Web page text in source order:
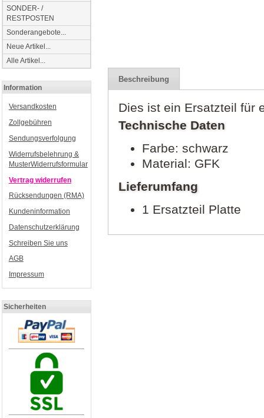
SONDER- /
RESTPOSTEN
Sonderangebote...
Neue Artikel...
Alle Artikel...
Information
Versandkosten
Zollgebühren
Sendungsverfolgung
Widerrufsbelehrung &
MusterWiderrufsformular
Vertrag widerrufen
Rücksendungen (RMA)
Kundeninformation
Datenschutzerklärung
Schreiben Sie uns
AGB
Impressum
Sicherheiten
Beschreibung
Dies ist ein Ersatzteil für
Technische Daten
Farbe: schwarz
Material: GFK
Lieferumfang
1 Ersatzteil Platte